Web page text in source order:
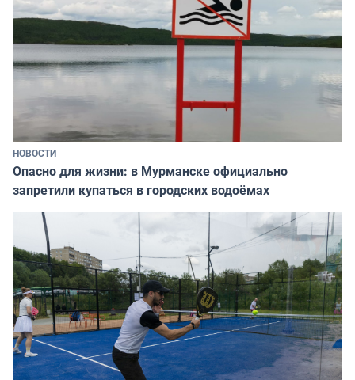
НОВОСТИ
Опасно для жизни: в Мурманске официально
запретили купаться в городских водоёмах